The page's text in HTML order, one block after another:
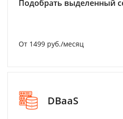
Подобрать выделенный
От 1499 руб./месяц
DBaaS